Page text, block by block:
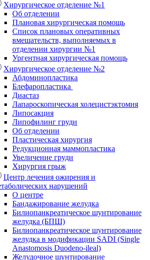
Хирургическое отделение №1
Об отделении
Плановая хирургическая помощь
Список плановых оперативных
вмешательств, выполняемых в
отделении хирургии №1
Ургентная хирургическая помощь
Хирургическое отделение №2
Абдоминопластика
Блефаропластика
Диастаз
Лапароскопическая холецистэктомия
Липосакция
Липофилинг груди
Об отделении
Пластическая хирургия
Редукционная маммопластика
Увеличение груди
Хирургия грыж
Центр лечения ожирения и
нарушений
О центре
Бандажирование желудка
Билиопанкреатическое шунтирование
желудка (БПШ)
Билиопанкреатическое шунтирование
желудка в модификации SADI (Single
Anastomosis Duodeno-ileal)
Желудочное шунтирование